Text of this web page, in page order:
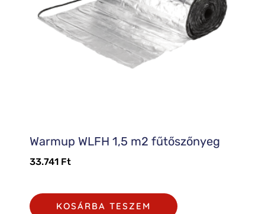
Warmup WLFH 1,5 m2 fűtőszőnyeg
33.741 Ft
KOSÁRBA TESZEM